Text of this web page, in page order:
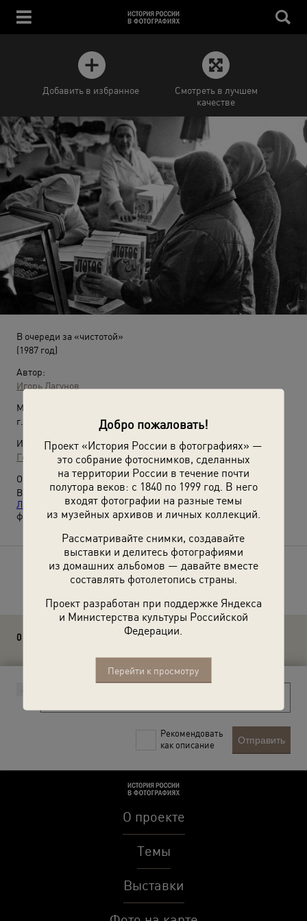
Добро пожаловать!
Проект «История России в фотографиях» —
это собрание фотоснимков, сделанных
на территории России в течение почти
полутора веков: с 1840 по 1999 год. В него
входят фотографии на разные темы
из музейных архивов и личных коллекций.
Рассматривайте снимки, создавайте
выставки и делитесь фотографиями
из домашних альбомов — давайте вместе
составлять фотолетопись страны.
Проект разработан при поддержке Яндекса
и Министерства культуры Российской
Федерации.
Перейти к просмотру
Добавить в избранное
Смотреть в лучшем
качестве
В очереди за «чистотой»
(1987 год)
Автор:
Игорь Лагунов
Место съемки:
г. Челябинск
Источники:
Государственный исторический музей Южного Урала
О фотографии:
Выставка«Необычное в обычном. Фотографии Игоря
Лагунова»
, видео«Налетай! Не скупись! Покупай…»
фотографией.
Расскажите друзьям об этом фото
0 комментариев
Рекомендовать
как описание
Отправить
О проекте
Темы
Выставки